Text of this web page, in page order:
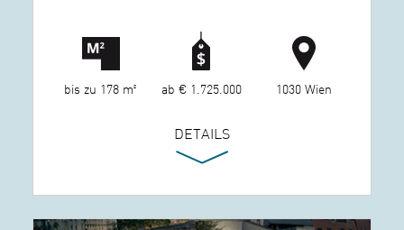
bis zu 178 m² ab € 1.725.000 1030 Wien
DETAILS